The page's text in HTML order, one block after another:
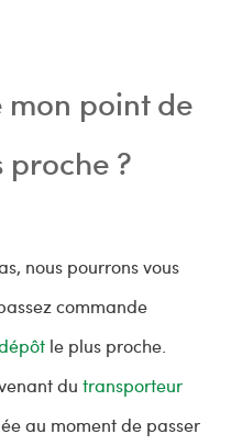
mon point de
proche ?
nous pourrons vous
commande
le plus proche.
du transporteur
au moment de passer